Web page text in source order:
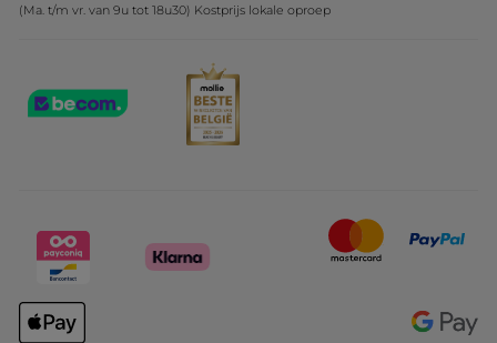
(Ma. t/m vr. van 9u tot 18u30) Kostprijs lokale oproep